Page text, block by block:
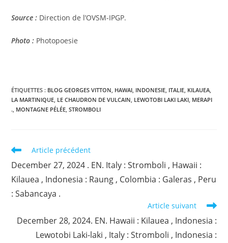
Source : Direction de l’OVSM-IPGP.
Photo : Photopoesie
ÉTIQUETTES : BLOG GEORGES VITTON, HAWAI, INDONESIE, ITALIE, KILAUEA,
LA MARTINIQUE, LE CHAUDRON DE VULCAIN, LEWOTOBI LAKI LAKI, MERAPI
., MONTAGNE PÉLÉE, STROMBOLI
Read
articles
Article précédent
December 27, 2024 . EN. Italy : Stromboli , Hawaii :
Kilauea , Indonesia : Raung , Colombia : Galeras , Peru
: Sabancaya .
Article suivant
December 28, 2024. EN. Hawaii : Kilauea , Indonesia :
Lewotobi Laki-laki , Italy : Stromboli , Indonesia :